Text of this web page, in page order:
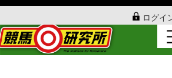
ログイ